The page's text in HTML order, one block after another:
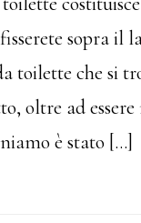
sopra il
toilette che si
oltre ad
è stato […]